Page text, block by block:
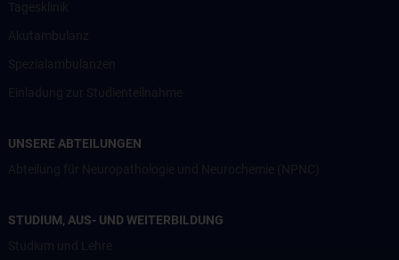
UNSERE ABTEILUNGEN
STUDIUM, AUS- UND WEITERBILDUNG